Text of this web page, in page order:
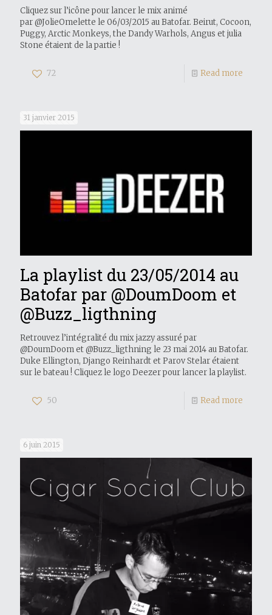
Cliquez sur l’icône pour lancer le mix animé
par @JolieOmelette le 06/03/2015 au Batofar. Beirut, Cocoon,
Puggy, Arctic Monkeys, the Dandy Warhols, Angus et julia
Stone étaient de la partie !
72 Read more
31 janvier 2015
La playlist du 23/05/2014 au
Batofar par @DoumDoom et
@Buzz_ligthning
Retrouvez l’intégralité du mix jazzy assuré par
@DoumDoom et @Buzz_ligthning le 23 mai 2014 au Batofar.
Duke Ellington, Django Reinhardt et Parov Stelar étaient
sur le bateau ! Cliquez le logo Deezer pour lancer la playlist.
50 Read more
6 juin 2015